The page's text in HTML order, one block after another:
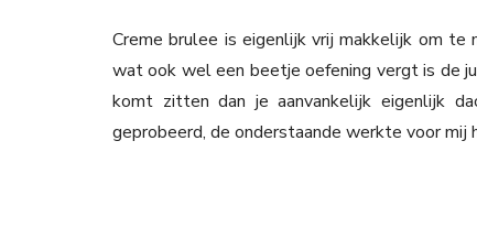
Creme brulee is eigenlijk vrij makkelijk om te
wat ook wel een beetje oefening vergt is de
komt zitten dan je aanvankelijk eigenlijk
geprobeerd, de onderstaande werkte voor mij